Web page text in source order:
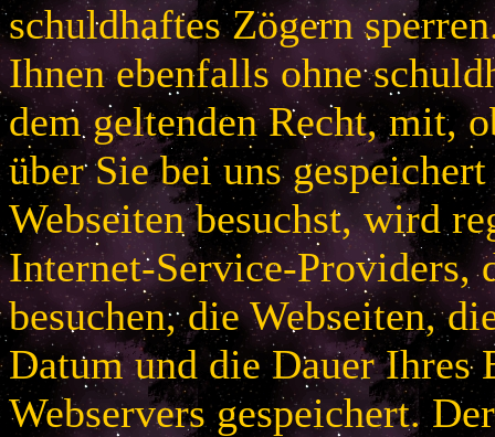
schuldhaftes Zögern
Ihnen ebenfalls ohne
dem geltenden Recht, mit,
über Sie bei uns
Webseiten besuchst, wird
Internet-Service-Providers,
besuchen, die Webseiten,
Datum und die Dauer Ihres
Webservers gespeichert.